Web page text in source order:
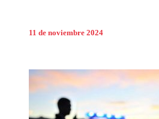
11 de noviembre 2024